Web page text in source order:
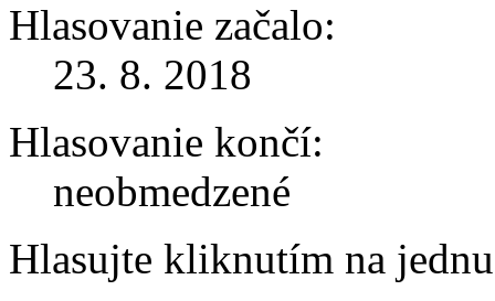
Hlasovanie začalo:
23. 8. 2018
Hlasovanie končí:
neobmedzené
Hlasujte kliknutím na